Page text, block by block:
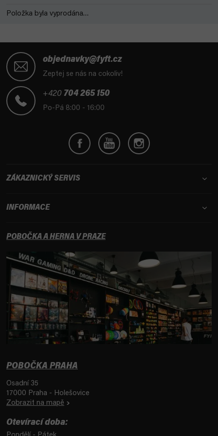
Položka byla vyprodána…
objednavky@fyft.cz
Zeptej se nás na cokoliv!
+420 704 265 150
Po-Pá 8:00 - 16:00
ZÁKAZNICKÝ SERVIS
INFORMACE
POBOČKA A HERNA V PRAZE
POBOČKA PRAHA
Osadní 35
17000 Praha - Holešovice
Zobrazit na mapě
Otevírací doba: